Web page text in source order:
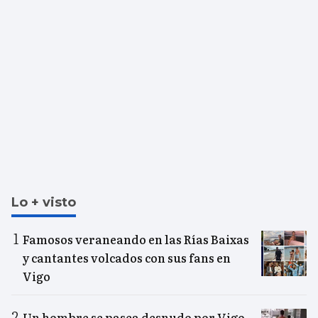
Lo + visto
Famosos veraneando en las Rías Baixas
y cantantes volcados con sus fans en
Vigo